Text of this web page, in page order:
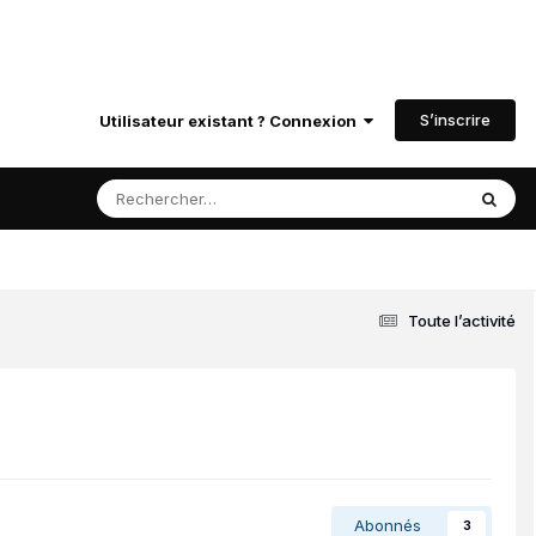
Utilisateur existant ? Connexion S’inscrire
Toute l’activité
Abonnés 3